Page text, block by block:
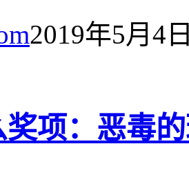
2019年5月4
项：恶毒